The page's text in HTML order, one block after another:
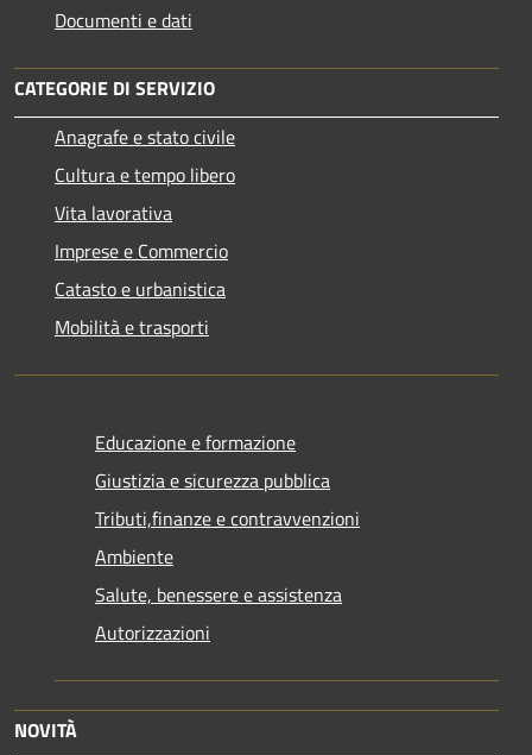
Documenti e dati
CATEGORIE DI SERVIZIO
Anagrafe e stato civile
Cultura e tempo libero
Vita lavorativa
Imprese e Commercio
Catasto e urbanistica
Mobilità e trasporti
Educazione e formazione
Giustizia e sicurezza pubblica
Tributi,finanze e contravvenzioni
Ambiente
Salute, benessere e assistenza
Autorizzazioni
NOVITÀ